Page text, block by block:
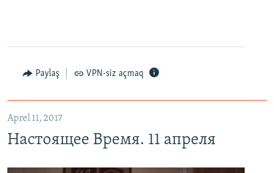
Paylaş VPN-siz açmaq
Aprel 11, 2017
Настоящее Время. 11 апреля